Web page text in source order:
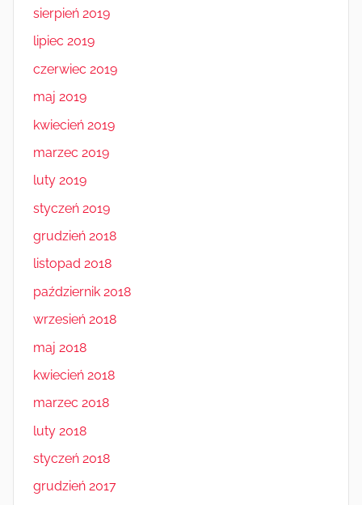
sierpień 2019
lipiec 2019
czerwiec 2019
maj 2019
kwiecień 2019
marzec 2019
luty 2019
styczeń 2019
grudzień 2018
listopad 2018
październik 2018
wrzesień 2018
maj 2018
kwiecień 2018
marzec 2018
luty 2018
styczeń 2018
grudzień 2017